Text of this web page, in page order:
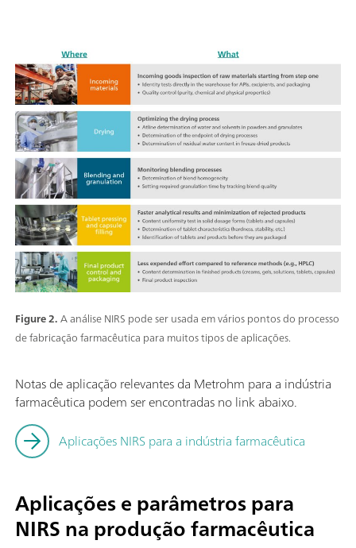
Figure 2.A análise NIRS pode ser usada em vários pontos do processo
de fabricação farmacêutica para muitos tipos de aplicações.
Notas de aplicação relevantes da Metrohm para a indústria
farmacêutica podem ser encontradas no link abaixo.
Aplicações NIRS para a indústria farmacêutica
Aplicações e parâmetros para
NIRS na produção farmacêutica